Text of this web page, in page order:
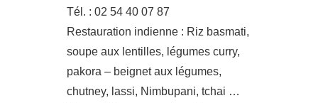
Tél. : 02 54 40 07 87
Restauration indienne : Riz basmati,
soupe aux lentilles, légumes curry,
pakora – beignet aux légumes,
chutney, lassi, Nimbupani, tchai …